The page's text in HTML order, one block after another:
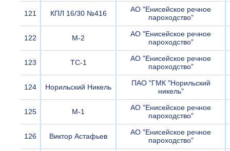
121 КПЛ 16/30 №416
АО "Енисейское речное
пароходство"
122 М-2
АО "Енисейское речное
пароходство"
123 ТС-1
АО "Енисейское речное
пароходство"
124 Норильский Никель
ПАО "ГМК "Норильский
никель"
125 М-1
АО "Енисейское речное
пароходство"
126 Виктор Астафьев
АО "Енисейское речное
пароходство"